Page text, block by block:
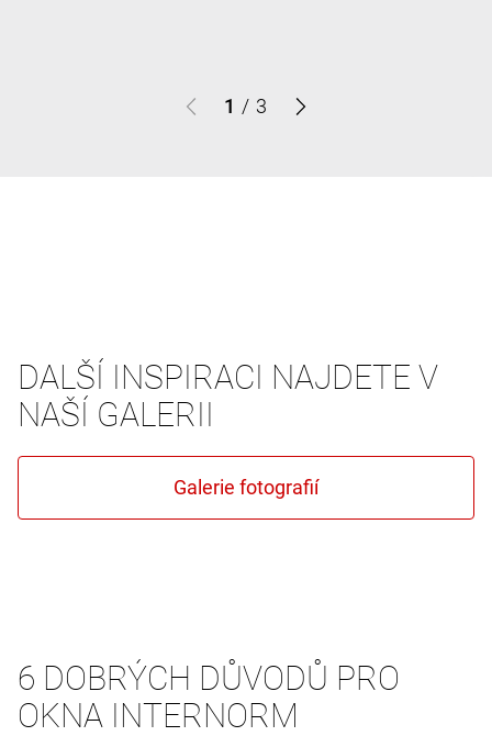
1 / 3
DALŠÍ INSPIRACI NAJDETE V
NAŠÍ GALERII
6 DOBRÝCH DŮVODŮ PRO
OKNA INTERNORM